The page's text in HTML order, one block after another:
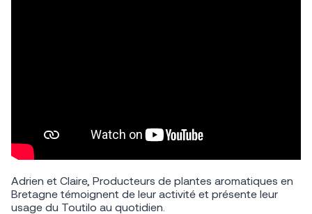
Adrien et Claire, Producteurs de plantes aromatiques en
Bretagne témoignent de leur activité et présente leur
usage du Toutilo au quotidien.